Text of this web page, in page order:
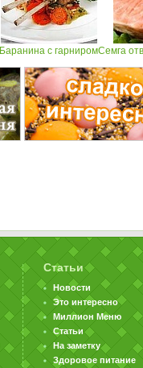
Баранина с гарниромСемга
Статьи
Новости
Это интересно
Миллион Меню
Статьи
На заметку
Здоровое питание